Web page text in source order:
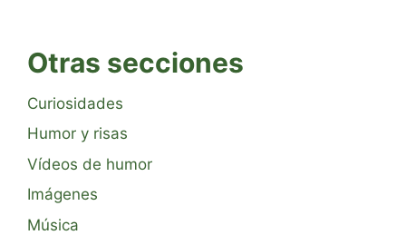
Otras secciones
Curiosidades
Humor y risas
Vídeos de humor
Imágenes
Música